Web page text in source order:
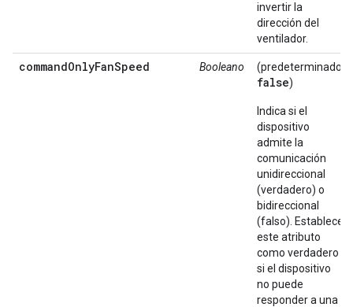
invertir la
dirección del
ventilador.
commandOnlyFanSpeed Booleano (predeterminado:
false)
Indica si el
dispositivo
admite la
comunicación
unidireccional
(verdadero) o
bidireccional
(falso). Establece
este atributo
como verdadero
si el dispositivo
no puede
responder a una